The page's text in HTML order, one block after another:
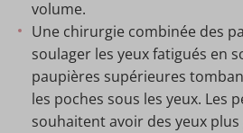
volume.
Une chirurgie combinée des
soulager les yeux fatigués en
paupières supérieures
les poches sous les yeux. Les
souhaitent avoir des yeux